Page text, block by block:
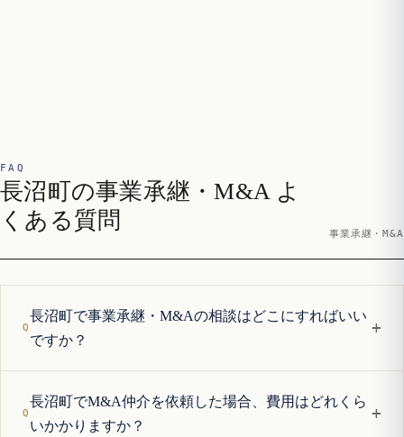
FAQ
長沼町の事業承継・M&A よ
くある質問
事業承継・M&A
長沼町で事業承継・M&Aの相談はどこにすればいい
ですか？
+
長沼町でM&A仲介を依頼した場合、費用はどれくら
いかかりますか？
+